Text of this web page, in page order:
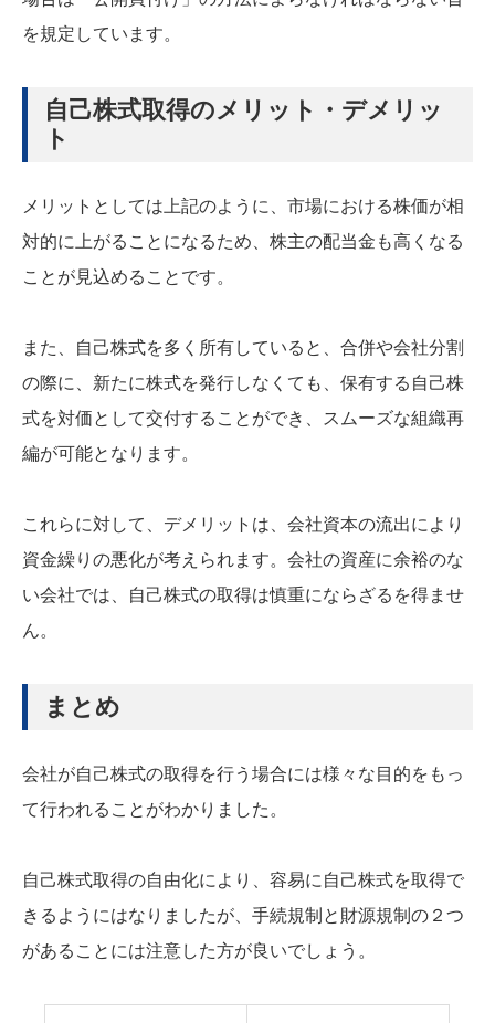
を規定しています。
自己株式取得のメリット・デメリッ
ト
メリットとしては上記のように、市場における株価が相
対的に上がることになるため、株主の配当金も高くなる
ことが見込めることです。
また、自己株式を多く所有していると、合併や会社分割
の際に、新たに株式を発行しなくても、保有する自己株
式を対価として交付することができ、スムーズな組織再
編が可能となります。
これらに対して、デメリットは、会社資本の流出により
資金繰りの悪化が考えられます。会社の資産に余裕のな
い会社では、自己株式の取得は慎重にならざるを得ませ
ん。
まとめ
会社が自己株式の取得を行う場合には様々な目的をもっ
て行われることがわかりました。
自己株式取得の自由化により、容易に自己株式を取得で
きるようにはなりましたが、手続規制と財源規制の２つ
があることには注意した方が良いでしょう。